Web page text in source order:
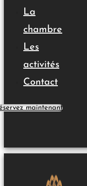
La
chambre
Les
activités
Contact
maintenant